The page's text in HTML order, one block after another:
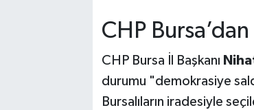
CHP
CHP Bursa İl Başkanı
durumu "demokrasiye
Bursalıların iradesiyle